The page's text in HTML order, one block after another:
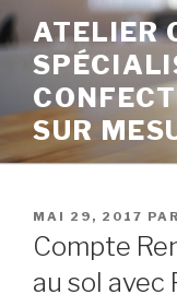
ATELIER
SUR
MAI 29, 2017 PAR
Compte
au sol avec